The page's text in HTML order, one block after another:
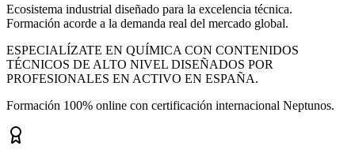
Ecosistema industrial diseñado para la excelencia técnica.
Formación acorde a la demanda real del mercado global.
ESPECIALÍZATE EN QUÍMICA CON CONTENIDOS
TÉCNICOS DE ALTO NIVEL DISEÑADOS POR
PROFESIONALES EN ACTIVO EN ESPAÑA.
Formación 100% online con certificación internacional Neptunos.